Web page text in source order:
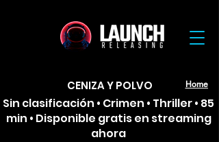
Home
CENIZA Y POLVO
Sin clasificación • Crimen • Thriller • 85
min • Disponible gratis en streaming
ahora